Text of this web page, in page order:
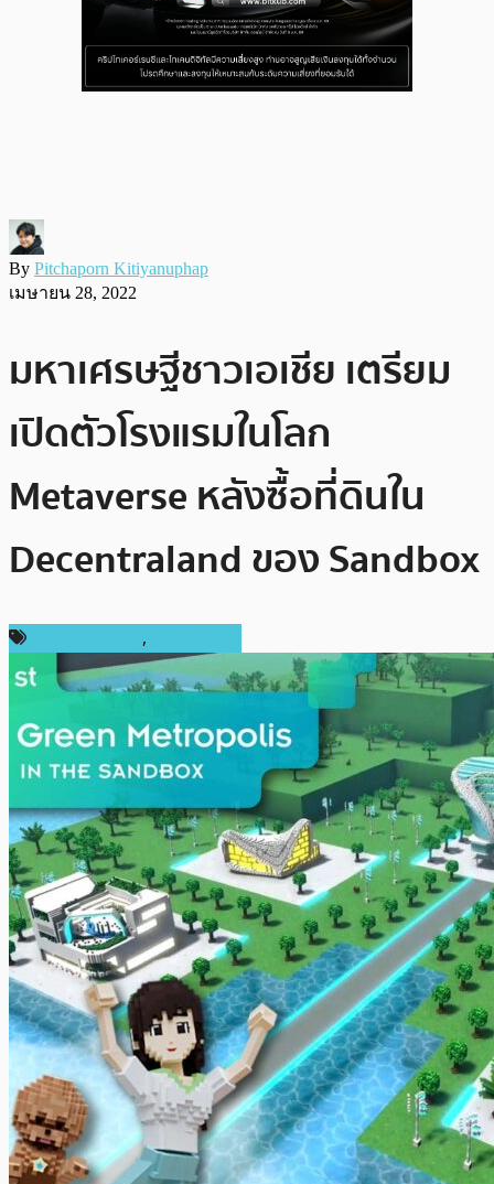
By Pitchaporn Kitiyanuphap
เมษายน 28, 2022
มหาเศรษฐีชาวเอเชีย เตรียม
เปิดตัวโรงแรมในโลก
Metaverse หลังซื้อที่ดินใน
Decentraland ของ Sandbox
,